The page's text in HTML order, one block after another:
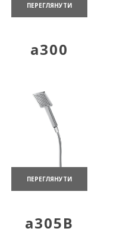
ПЕРЕГЛЯНУТИ
a300
ПЕРЕГЛЯНУТИ
a305B